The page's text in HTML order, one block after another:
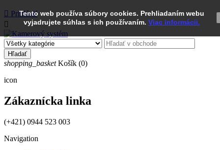
Tento web používa súbory cookies. Prehliadaním webu
vyjadrujete súhlas s ich používaním. Viac informácii.
 Prihlásiť

Hľadať
shopping_basket Košík (0)
icon
Zákaznícka linka
(+421) 0944 523 003
Navigation